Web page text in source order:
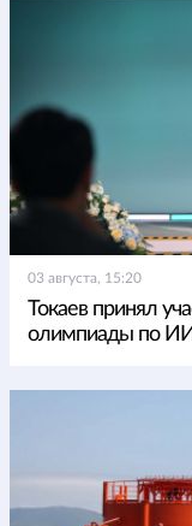
03 августа, 15:20
Токаев принял
олимпиады по